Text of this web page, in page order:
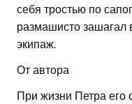
себя тростью по
размашисто зашагал
экипаж.
От автора
При жизни Петра его